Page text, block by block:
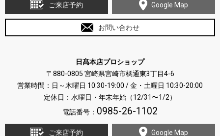
ご来店予約 Google Map
お問い合わせ
日髙本店プロショップ
〒880-0805 宮崎県宮崎市橘通東3丁目4-6
営業時間：日～木曜日 10:30-19:00 / 金・土曜日 10:30-20:00
定休日：水曜日・年末年始（12/31〜1/2）
電話番号： 0985-26-1102
ご来店予約 Google Map